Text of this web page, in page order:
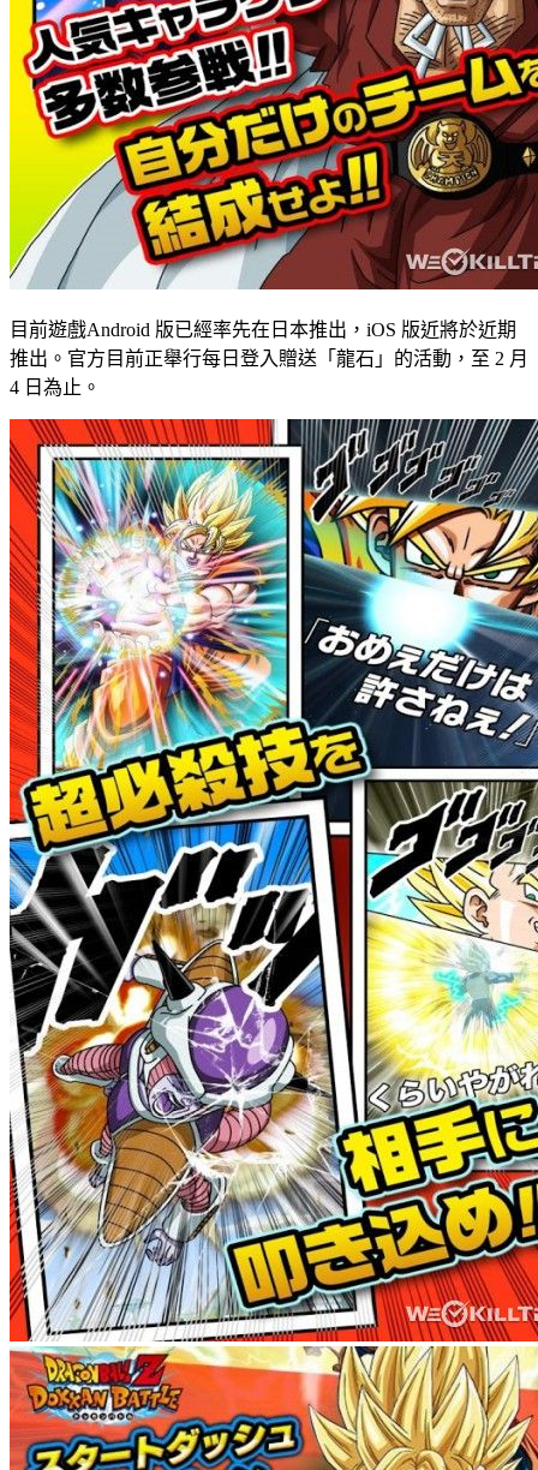
目前遊戲Android 版已經率先在日本推出，iOS 版近將於近期
推出。官方目前正舉行每日登入贈送「龍石」的活動，至 2 月
4 日為止。